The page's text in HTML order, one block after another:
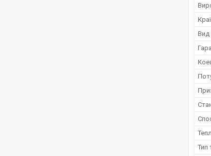
Вид
Тип